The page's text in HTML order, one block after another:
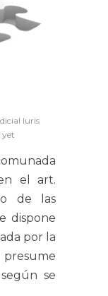
Iuris
yet
el art.
de las
dispone
por la
se